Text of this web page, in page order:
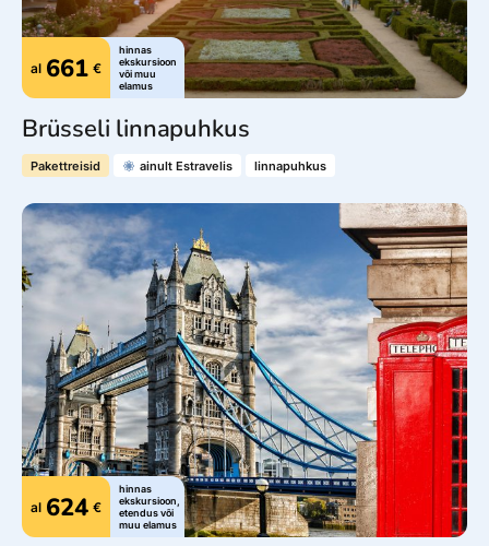
al 661 €
hinnas
ekskursioon
või muu
elamus
Brüsseli linnapuhkus
Pakettreisid ainult Estravelis linnapuhkus
al 624 €
hinnas
ekskursioon,
etendus või
muu elamus
© 2025 Estravel Meist
Bürood ja kontaktid
Reisikonsultandid
Tule tööle! Uudised ja pressiteated
Teenustasud Müügitingimused
Privaatsusteave
Küpsiste info
Jälgi meid